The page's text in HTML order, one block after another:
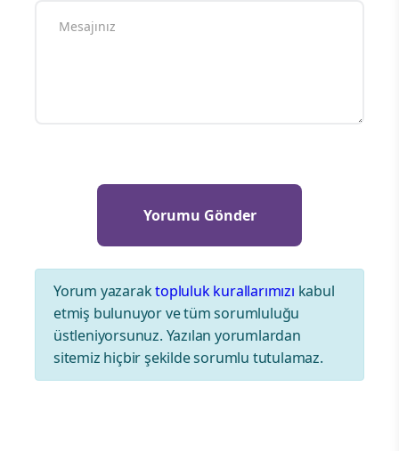
Yorum yazaraktopluluk kurallarımızı kabul
etmiş bulunuyor ve tüm sorumluluğu
üstleniyorsunuz. Yazılan yorumlardan
sitemiz hiçbir şekilde sorumlu tutulamaz.